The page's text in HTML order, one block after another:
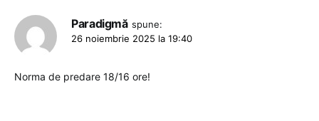
Paradigmă spune:
26 noiembrie 2025 la 19:40
Norma de predare 18/16 ore!